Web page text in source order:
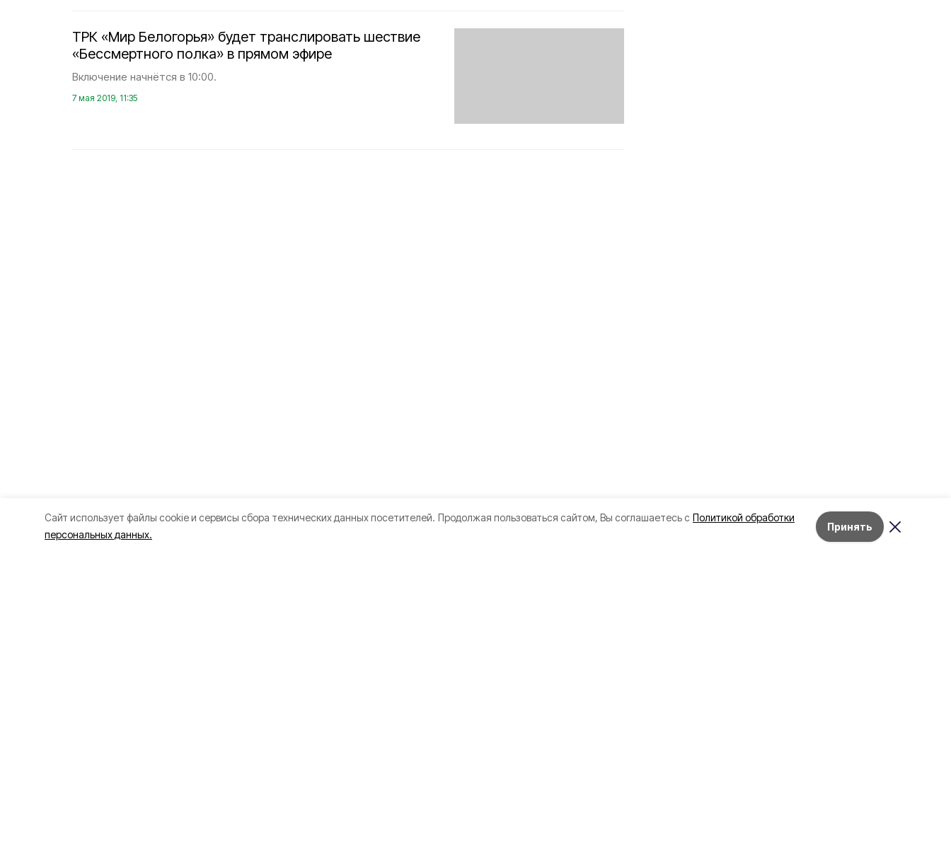
Cайт использует файлы cookie и сервисы сбора технических данных посетителей. Продолжая пользоваться сайтом, Вы соглашаетесь с Политикой обработки
персональных данных.
Принять
ТРК «Мир Белогорья» будет транслировать шествие
«Бессмертного полка» в прямом эфире
Включение начнётся в 10:00.
7 мая 2019, 11:35